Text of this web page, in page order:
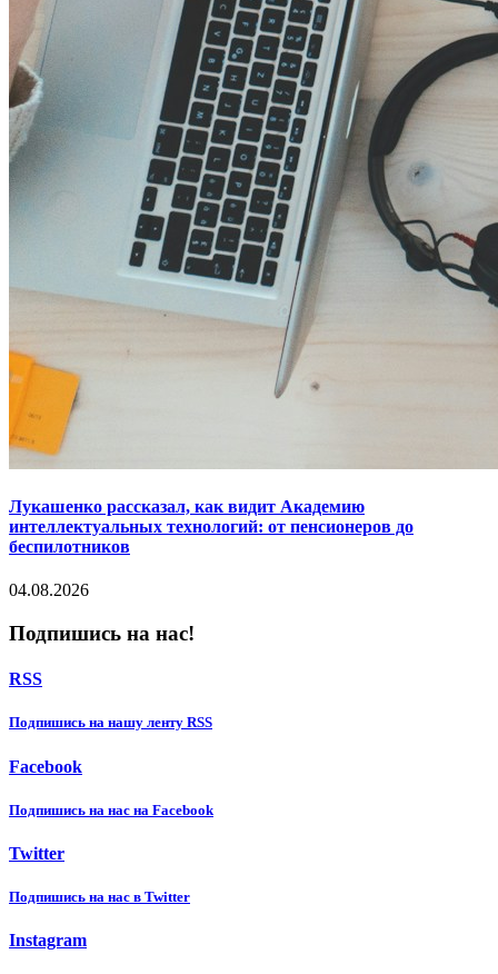
Лукашенко рассказал, как видит Академию
интеллектуальных технологий: от пенсионеров до
беспилотников
04.08.2026
Подпишись на нас!
RSS
Подпишиcь на нашу ленту RSS
Facebook
Подпишиcь на нас на Facebook
Twitter
Подпишиcь на нас в Twitter
Instagram